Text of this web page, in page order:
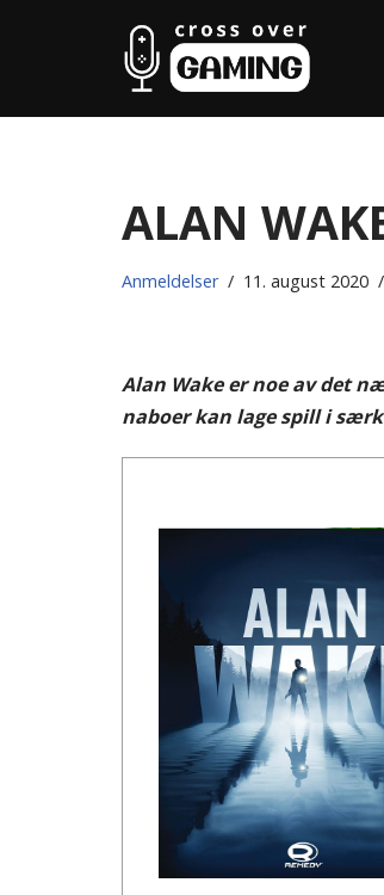
Alan
Anmeldelser 11. august 2020
Alan Wake er noe av det
naboer kan lage spill i